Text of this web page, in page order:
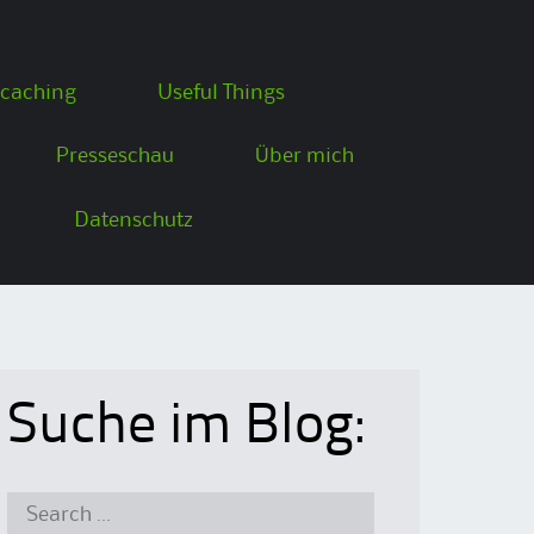
Useful Things
Presseschau Über mich
Datenschutz
Suche im Blog:
Search